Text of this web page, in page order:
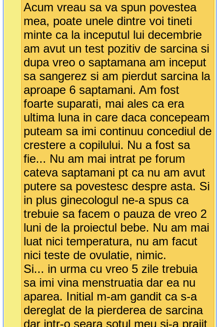
Acum vreau sa va spun povestea
mea, poate unele dintre voi tineti
minte ca la inceputul lui decembrie
am avut un test pozitiv de sarcina si
dupa vreo o saptamana am inceput
sa sangerez si am pierdut sarcina la
aproape 6 saptamani. Am fost
foarte suparati, mai ales ca era
ultima luna in care daca concepeam
puteam sa imi continuu concediul de
crestere a copilului. Nu a fost sa
fie... Nu am mai intrat pe forum
cateva saptamani pt ca nu am avut
putere sa povestesc despre asta. Si
in plus ginecologul ne-a spus ca
trebuie sa facem o pauza de vreo 2
luni de la proiectul bebe. Nu am mai
luat nici temperatura, nu am facut
nici teste de ovulatie, nimic.
Si... in urma cu vreo 5 zile trebuia
sa imi vina menstruatia dar ea nu
aparea. Initial m-am gandit ca s-a
dereglat de la pierderea de sarcina
dar intr-o seara sotul meu si-a prajit